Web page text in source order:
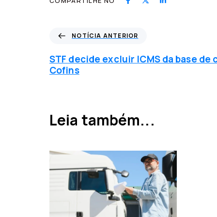
t
í
c
n
r
i
NOTÍCIA ANTERIOR
STF decide excluir ICMS da base de
Cofins
Leia também...